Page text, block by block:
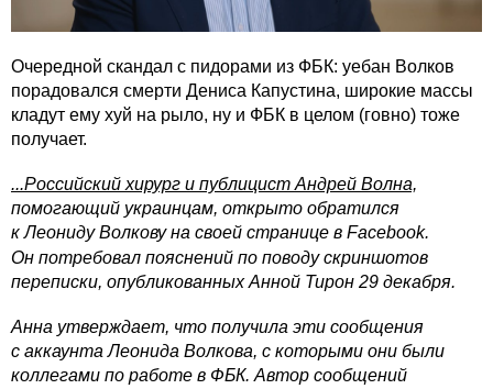
Очередной скандал с пидорами из ФБК: уебан Волков
порадовался смерти Дениса Капустина, широкие массы
кладут ему хуй на рыло, ну и ФБК в целом (говно) тоже
получает.
...Российский хирург и публицист Андрей Волна,
помогающий украинцам, открыто обратился
к Леониду Волкову на своей странице в Facebook.
Он потребовал пояснений по поводу скриншотов
переписки, опубликованных Анной Тирон 29 декабря.
Анна утверждает, что получила эти сообщения
с аккаунта Леонида Волкова, с которыми они были
коллегами по работе в ФБК. Автор сообщений